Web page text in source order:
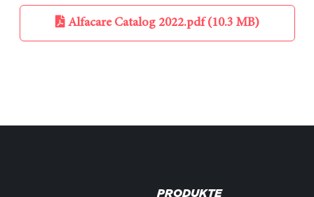
Alfacare Catalog 2022.pdf (10.3 MB)
PRODUKTE